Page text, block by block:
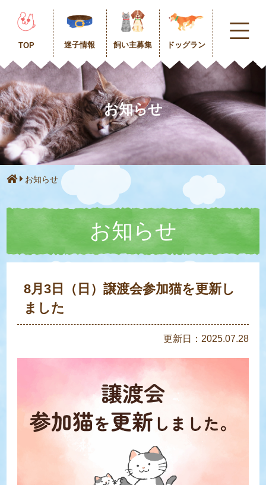
TOP 迷子情報 飼い主募集 ドッグラン
お知らせ
お知らせ
お知らせ
8月3日（日）譲渡会参加猫を更新し
ました
更新日：2025.07.28